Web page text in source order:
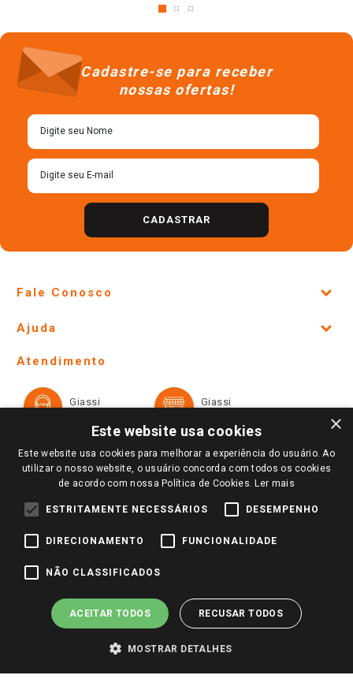
Cadastre-se para receber
nossas ofertas!
CADASTRAR
Fale Conosco
Lojas Físicas e Horários
Ofertas
Televendas
Notícias
Perguntas frequentes
Identidade Visual
Ajuda
Formas de Pagamento
Trocas e Devoluções
Atendimento
Giassi
Giassi
Redes Sociais
Pagamento e Segurança
×
Este website usa cookies
Este website usa cookies para melhorar a experiência do usuário. Ao
utilizar o nosso website, o usuário concorda com todos os cookies
de acordo com nossa Política de Cookies. Ler mais
ESTRITAMENTE NECESSÁRIOS DESEMPENHO
DIRECIONAMENTO FUNCIONALIDADE
NÃO CLASSIFICADOS
ACEITAR TODOS RECUSAR TODOS
MOSTRAR DETALHES